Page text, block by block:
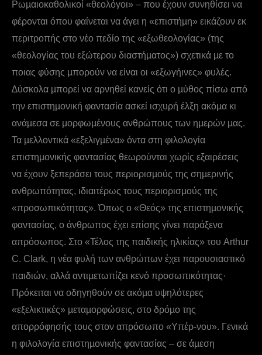
Ρωµαιοκαθολικοί «θεολόγοι» – που έχουν συνηθίσει να
φέρονται όπου φαίνεται να άγει η «επιστήµη» εικάζουν εκ
περιτροπής στο νέο πεδίο της «εξωθεολογίας» (της
«θεολογίας του εξώτερου διαστήµατος») σχετικά µε το
ποιας φύσης µπορούν να είναι οι «εξωγήινες» φυλές.
∆ύσκολα µπορεί να αρνηθεί κανείς ότι ο µύθος πίσω από
την επιστηµονική φαντασία ασκεί ισχυρή έλξη ακόµα κι
ανάµεσα σε µορφωµένους ανθρώπους των ηµερών µας.
Τα µελλοντικά «εξελιγµένα» όντα στη φιλολογία
επιστηµονικής φαντασίας θεωρούνται χωρίς εξαιρέσεις
να έχουν ξεπεράσει τους περιορισµούς της σηµερινής
ανθρωπότητας, ιδιαιτέρως τους περιορισµούς της
«προσωπικότητας». Όπως ο «Θεός» της επιστηµονικής
φαντασίας, ο άνθρωπος έχει επίσης γίνει παράξενα
απρόσωπος. Στο «Τέλος της παιδικής ηλικίας» του Arthur
C. Clark, η νέα φυλή των ανθρώπων έχει παρουσιαστικό
παιδιών, αλλά αντιµετωπίζει κενό προσωπικότητας·
Πρόκειται να οδηγηθούν σε ακόµα υψηλότερες
«εξελικτικές» µεταµορφώσεις, στο δρόµο της
απορρόφησής τους στον απρόσωπο «Υπέρ-νου». Γενικά
η φιλολογία επιστηµονικής φαντασίας – σε άµεση